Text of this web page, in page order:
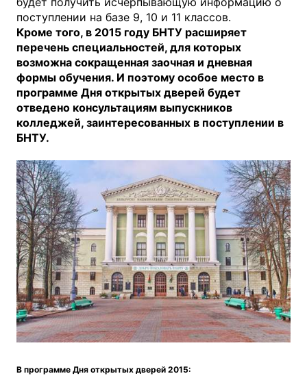
поступлении на базе 9, 10 и 11 классов.
Кроме того, в 2015 году БНТУ расширяет
перечень специальностей, для которых
возможна сокращенная заочная и дневная
формы обучения. И поэтому особое место в
программе Дня открытых дверей будет
отведено консультациям выпускников
колледжей, заинтересованных в поступлении в
БНТУ.
В программе Дня открытых дверей 2015: